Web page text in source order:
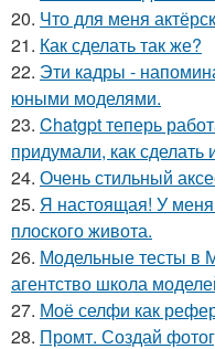
20. Что для меня
21. Как сделать так же?
22. Эти кадры -
юными моделями.
23. Chatgpt теперь
придумали, как
24. Очень стильный
25. Я настоящая! У
плоского живота.
26. Модельные тесты в
агентство школа
27. Моё селфи как
28. Промт. Создай